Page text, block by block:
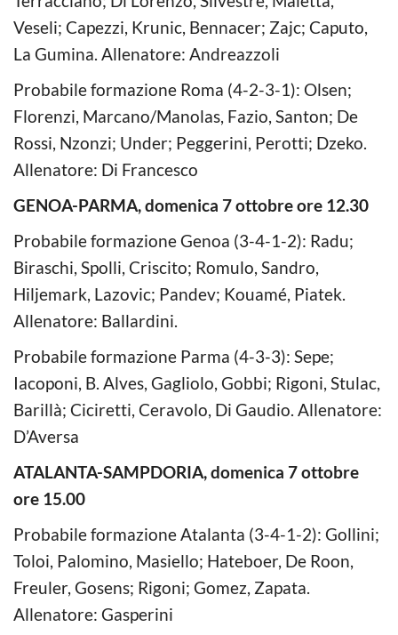
Veseli; Capezzi, Krunic, Bennacer; Zajc; Caputo,
La Gumina. Allenatore: Andreazzoli
Probabile formazione Roma (4-2-3-1): Olsen;
Florenzi, Marcano/Manolas, Fazio, Santon; De
Rossi, Nzonzi; Under; Peggerini, Perotti; Dzeko.
Allenatore: Di Francesco
GENOA-PARMA, domenica 7 ottobre ore 12.30
Probabile formazione Genoa (3-4-1-2): Radu;
Biraschi, Spolli, Criscito; Romulo, Sandro,
Hiljemark, Lazovic; Pandev; Kouamé, Piatek.
Allenatore: Ballardini.
Probabile formazione Parma (4-3-3): Sepe;
Iacoponi, B. Alves, Gagliolo, Gobbi; Rigoni, Stulac,
Barillà; Ciciretti, Ceravolo, Di Gaudio. Allenatore:
D’Aversa
ATALANTA-SAMPDORIA, domenica 7 ottobre
ore 15.00
Probabile formazione Atalanta (3-4-1-2): Gollini;
Toloi, Palomino, Masiello; Hateboer, De Roon,
Freuler, Gosens; Rigoni; Gomez, Zapata.
Allenatore: Gasperini